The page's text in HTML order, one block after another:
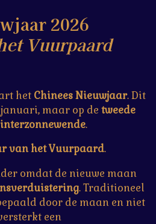
2026
Vuurpaard
het Chinees Nieuwjaar. Dit
maar op de tweede
.
van het Vuurpaard.
omdat de nieuwe maan
. Traditioneel
door de maan en niet
een